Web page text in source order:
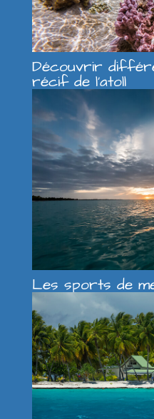
Découvrir
récif de l’atoll
Les sports de